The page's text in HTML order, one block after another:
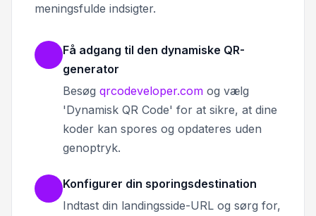
meningsfulde indsigter.
Få adgang til den dynamiske QR-
generator
Besøg qrcodeveloper.com og vælg
'Dynamisk QR Code' for at sikre, at dine
koder kan spores og opdateres uden
genoptryk.
Konfigurer din sporingsdestination
Indtast din landingsside-URL og sørg for,